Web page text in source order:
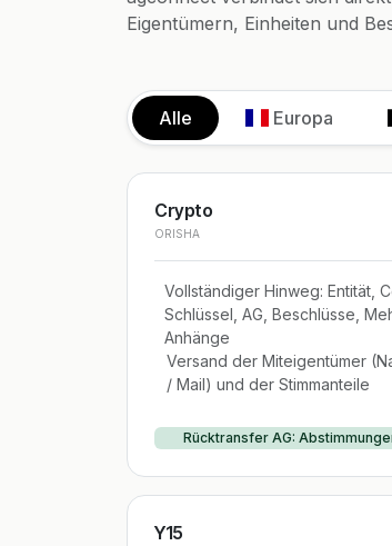
Eigentümern, Einheiten und
Alle Europa
Crypto
ORISHA
Vollständiger Hinweg: Entität,
Schlüssel, AG, Beschlüsse,
Anhänge
Versand der Miteigentümer
/ Mail) und der Stimmanteile
Rücktransfer AG:
Y15